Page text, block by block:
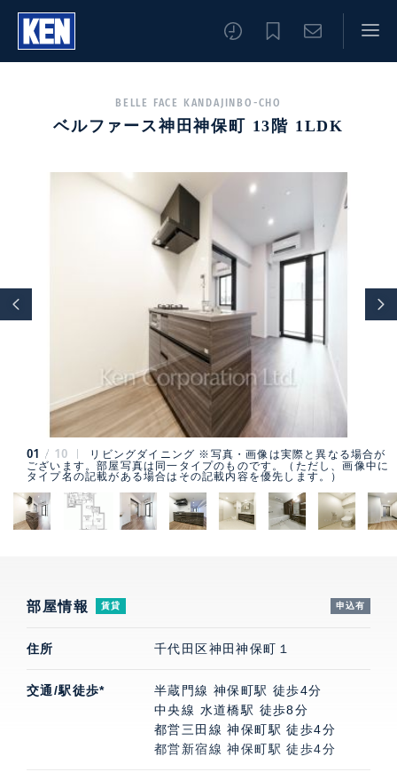
BELLE FACE KANDAJINBO-CHO
ベルファース神田神保町 13階 1LDK
01 10
リビングダイニング ※写真・画像は実際と異なる場合が
ございます。部屋写真は同一タイプのものです。（ただし、画像中に
タイプ名の記載がある場合はその記載内容を優先します。）
部屋情報 賃貸 申込有
住所 千代田区神田神保町１
交通/駅徒歩*
半蔵門線 神保町駅 徒歩4分
中央線 水道橋駅 徒歩8分
都営三田線 神保町駅 徒歩4分
都営新宿線 神保町駅 徒歩4分